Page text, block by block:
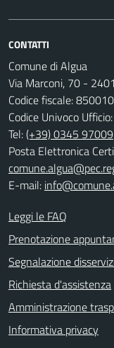
CONTATTI
Comune di Algua
Via Marconi, 70 -
Codice fiscale:
Codice Univoco
Tel:(+39) 0345 97009
Posta Elettronica
E-mail:
Leggi le FAQ
Prenotazione
Segnalazione
Richiesta d'assistenza
Amministrazione
Informativa privacy